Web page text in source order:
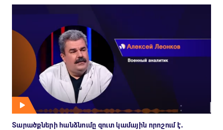
Տարածքների հանձնումը զուտ կամային որոշում է․